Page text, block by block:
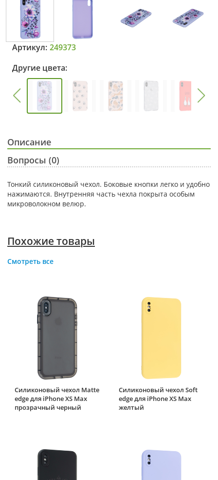
Артикул: 249373
Другие цвета:
Описание
Вопросы (0)
Тонкий силиконовый чехол. Боковые кнопки легко и удобно
нажимаются. Внутренняя часть чехла покрыта особым
микроволокном велюр.
Похожие товары
Смотреть все
Силиконовый чехол Matte
edge для iPhone XS Max
прозрачный черный
Силиконовый чехол Soft
edge для iPhone XS Max
желтый